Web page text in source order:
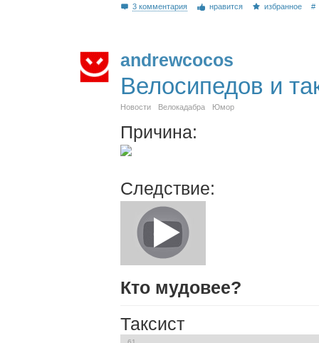
3 комментария нравится избранное #
andrewcocos
Велосипедов и
Новости Велокадабра Юмор
Причина:
Следствие:
Кто мудовее?
Таксист